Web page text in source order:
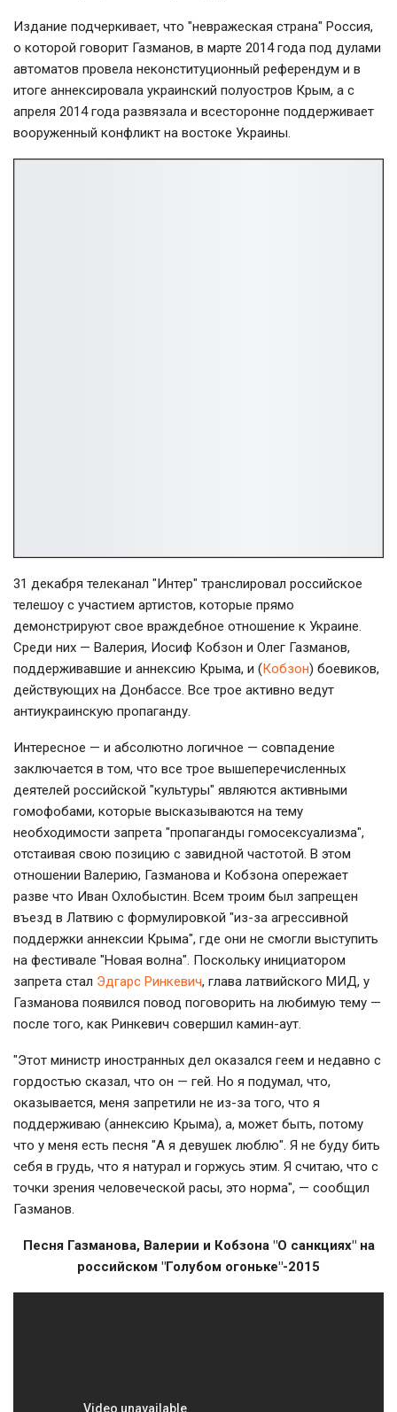
Издание подчеркивает, что "невражеская страна" Россия,
о которой говорит Газманов, в марте 2014 года под дулами
автоматов провела неконституционный референдум и в
итоге аннексировала украинский полуостров Крым, а с
апреля 2014 года развязала и всесторонне поддерживает
вооруженный конфликт на востоке Украины.
31 декабря телеканал "Интер" транслировал российское
телешоу с участием артистов, которые прямо
демонстрируют свое враждебное отношение к Украине.
Среди них — Валерия, Иосиф Кобзон и Олег Газманов,
поддерживавшие и аннексию Крыма, и (Кобзон) боевиков,
действующих на Донбассе. Все трое активно ведут
антиукраинскую пропаганду.
Интересное — и абсолютно логичное — совпадение
заключается в том, что все трое вышеперечисленных
деятелей российской "культуры" являются активными
гомофобами, которые высказываются на тему
необходимости запрета "пропаганды гомосексуализма",
отстаивая свою позицию с завидной частотой. В этом
отношении Валерию, Газманова и Кобзона опережает
разве что Иван Охлобыстин. Всем троим был запрещен
въезд в Латвию с формулировкой "из-за агрессивной
поддержки аннексии Крыма", где они не смогли выступить
на фестивале "Новая волна". Поскольку инициатором
запрета стал Эдгарс Ринкевич, глава латвийского МИД, у
Газманова появился повод поговорить на любимую тему —
после того, как Ринкевич совершил камин-аут.
"Этот министр иностранных дел оказался геем и недавно с
гордостью сказал, что он — гей. Но я подумал, что,
оказывается, меня запретили не из-за того, что я
поддерживаю (аннексию Крыма), а, может быть, потому
что у меня есть песня "А я девушек люблю". Я не буду бить
себя в грудь, что я натурал и горжусь этим. Я считаю, что с
точки зрения человеческой расы, это норма", — сообщил
Газманов.
Песня Газманова, Валерии и Кобзона "О санкциях" на
российском "Голубом огоньке"-2015